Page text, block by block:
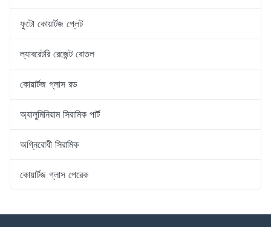
ফুটো কোয়ার্টজ প্লেট
ল্যাবরেটরি রেজেন্ট বোতল
কোয়ার্টজ গ্লাস রড
অ্যালুমিনিয়াম সিরামিক পার্ট
অগ্নিরোধী সিরামিক
কোয়ার্টজ গ্লাস পেরেক